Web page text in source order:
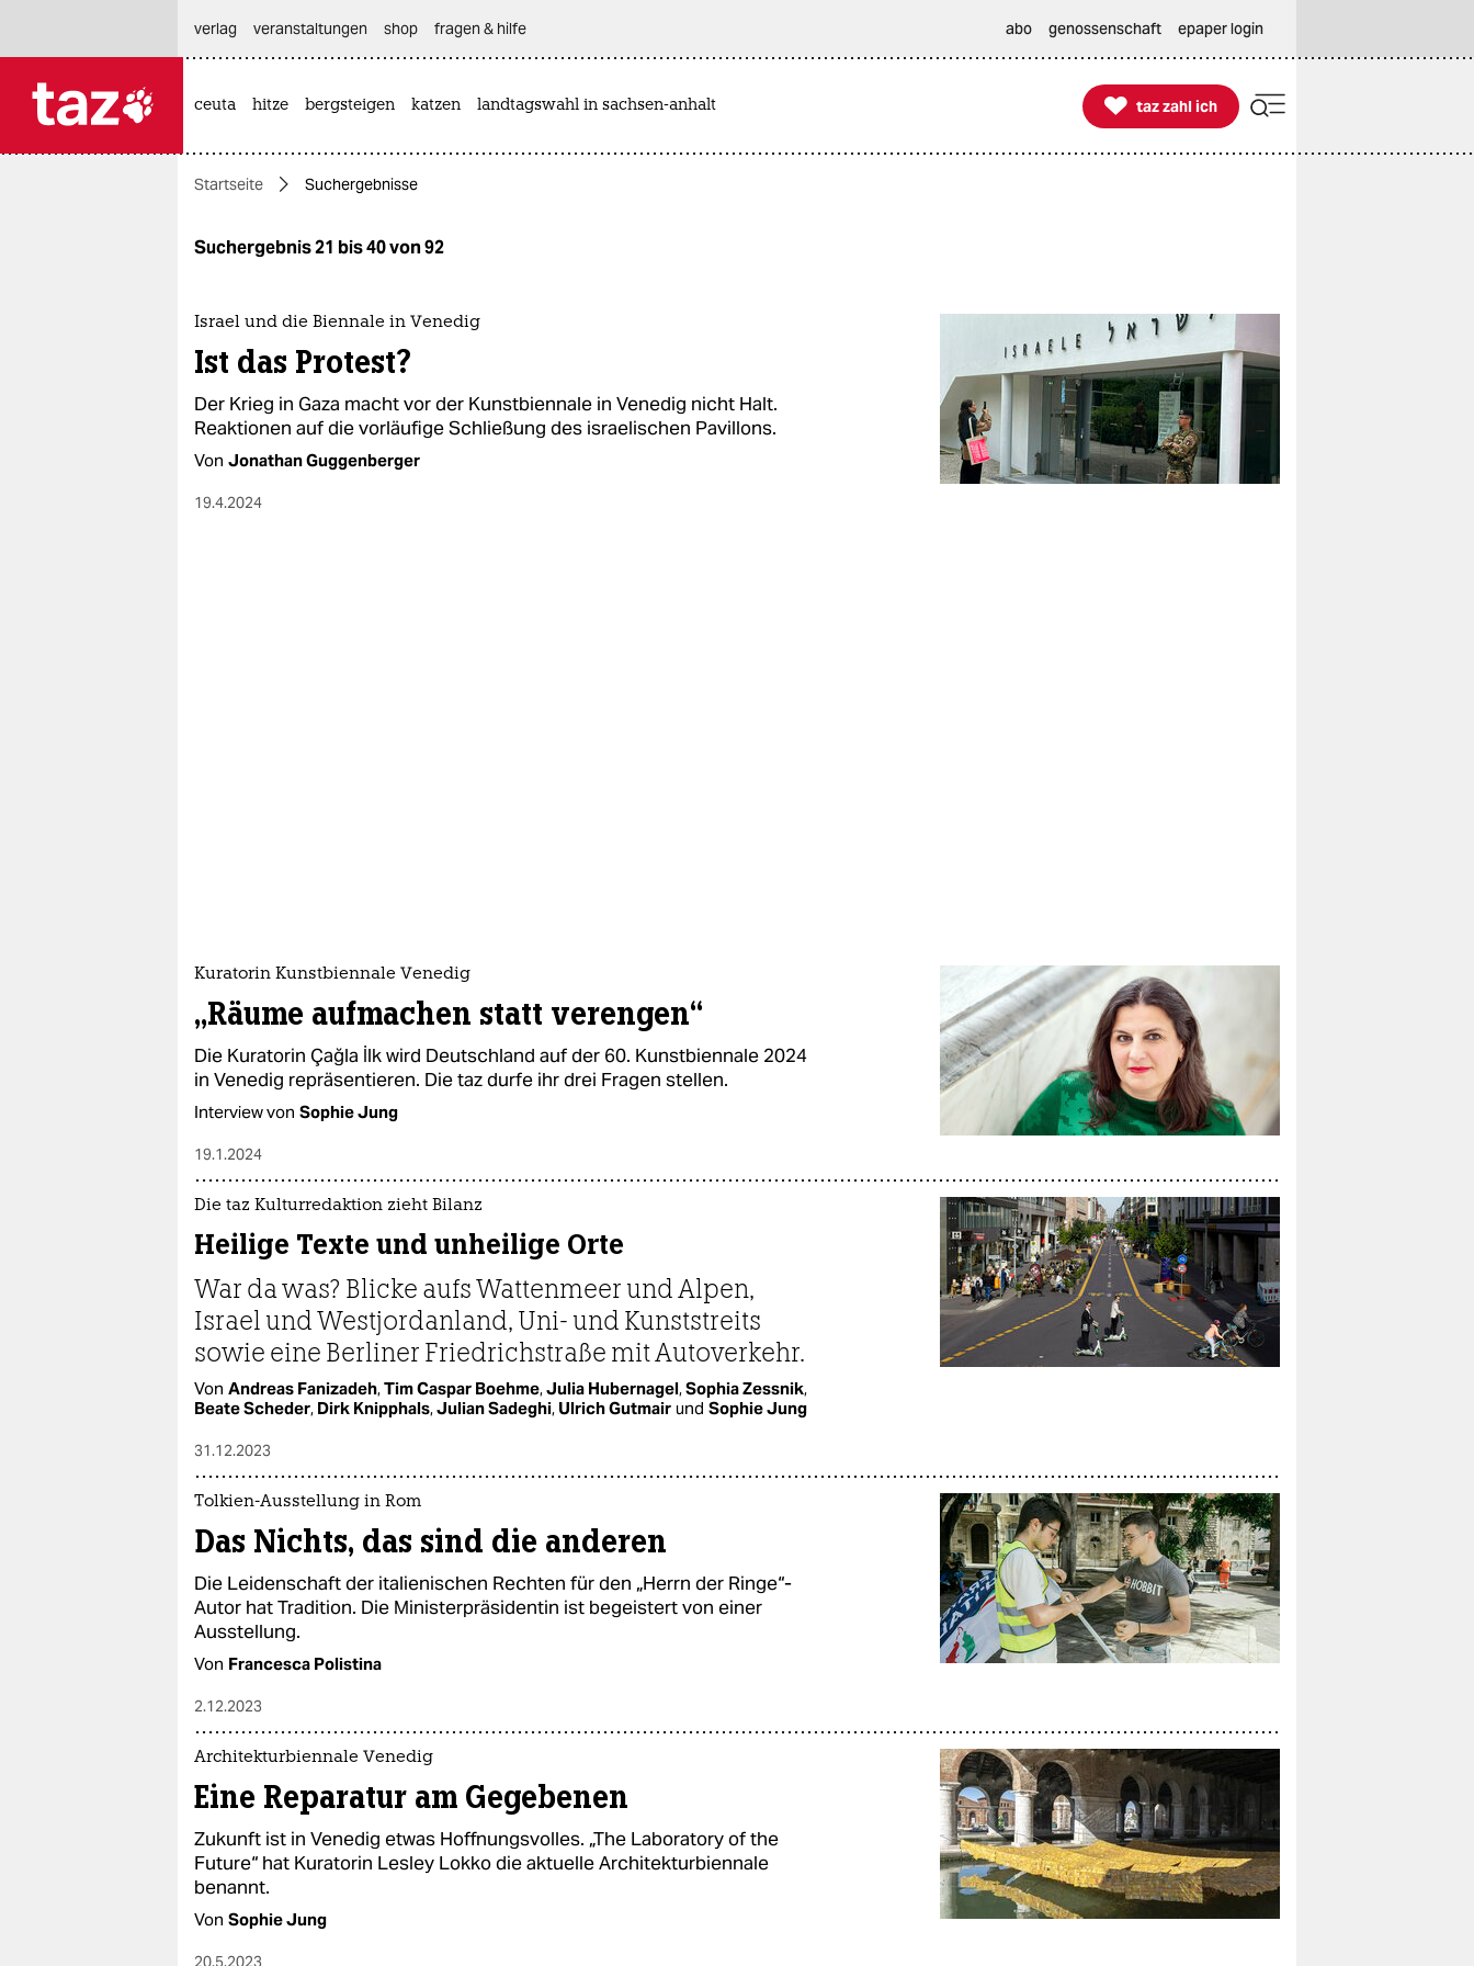
themen
politik
gesellschaft
kultur
berlin
verlag
veranstaltungen shop fragen & hilfe abo genossenschaft epaper login
ceuta hitze bergsteigen katzen landtagswahl in sachsen-anhalt 
taz zahl ich
taz zahl ich
Startseite Suchergebnisse
Suchergebnis 21 bis 40 von 92
Israel und die Biennale in Venedig
Ist das Protest?
Der Krieg in Gaza macht vor der Kunstbiennale in Venedig nicht Halt.
Reaktionen auf die vorläufige Schließung des israelischen Pavillons.
Von Jonathan Guggenberger
19.4.2024
Kuratorin Kunstbiennale Venedig
„Räume aufmachen statt verengen“
Die Kuratorin Çağla İlk wird Deutschland auf der 60. Kunstbiennale 2024
in Venedig repräsentieren. Die taz durfe ihr drei Fragen stellen.
Interview von Sophie Jung
19.1.2024
Die taz Kulturredaktion zieht Bilanz
Heilige Texte und unheilige Orte
War da was? Blicke aufs Wattenmeer und Alpen,
Israel und Westjordanland, Uni- und Kunststreits
sowie eine Berliner Friedrichstraße mit Autoverkehr.
Von Andreas Fanizadeh,Tim Caspar Boehme,Julia Hubernagel,Sophia Zessnik,
Beate Scheder, Dirk Knipphals,Julian Sadeghi, Ulrich Gutmair und Sophie Jung
31.12.2023
Tolkien-Ausstellung in Rom
Das Nichts, das sind die anderen
Die Leidenschaft der italienischen Rechten für den „Herrn der Ringe“-
Autor hat Tradition. Die Ministerpräsidentin ist begeistert von einer
Ausstellung.
Von Francesca Polistina
2.12.2023
Architekturbiennale Venedig
Eine Reparatur am Gegebenen
Zukunft ist in Venedig etwas Hoffnungsvolles. „The Laboratory of the
Future“ hat Kuratorin Lesley Lokko die aktuelle Architekturbiennale
benannt.
Von Sophie Jung
20.5.2023